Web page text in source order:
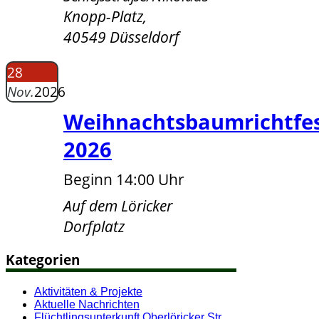
Knopp-Platz,
40549 Düsseldorf
28
Nov.2026
2026
Beginn 14:00 Uhr
Auf dem Löricker
Dorfplatz
Kategorien
Aktivitäten & Projekte
Aktuelle Nachrichten